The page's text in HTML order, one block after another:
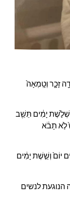
זָכָ֑ר וְטָֽמְאָה֙
וּשְׁלֹ֣שֶׁת יָמִ֔ים תֵּשֵׁ֖ב
לֹ֣א תָבֹ֔א
יוֹם֙ וְשֵׁ֣שֶׁת יָמִ֔ים
לנשים